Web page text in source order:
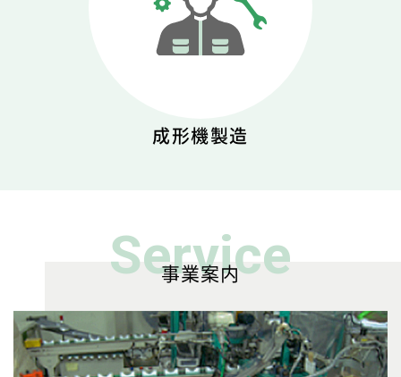
成形機製造
Service
事業案内